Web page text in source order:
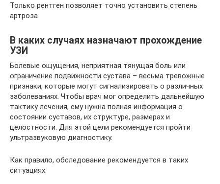
Только рентген позволяет точно установить степень
артроза
В каких случаях назначают прохождение
УЗИ
Болевые ощущения, неприятная тянущая боль или
ограничение подвижности сустава – весьма тревожные
признаки, которые могут сигнализировать о различных
заболеваниях. Чтобы врач мог определить дальнейшую
тактику лечения, ему нужна полная информация о
состоянии суставов, их структуре, размерах и
целостности. Для этой цели рекомендуется пройти
ультразвуковую диагностику.
Как правило, обследование рекомендуется в таких
ситуациях: